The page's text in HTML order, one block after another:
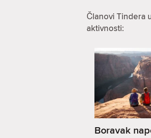
Članovi Tindera
aktivnosti:
Boravak